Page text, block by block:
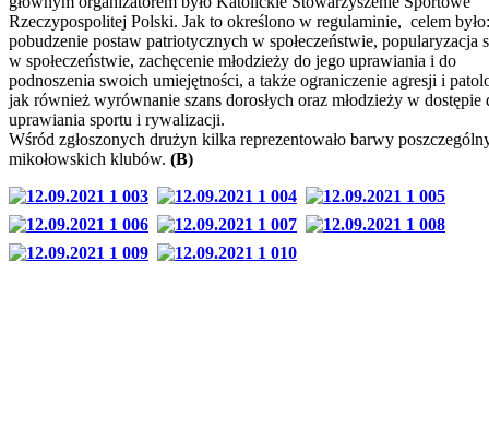
Rzeczypospolitej Polski. Jak to określono w regulaminie, celem było:
pobudzenie postaw patriotycznych w społeczeństwie, popularyzacja
w społeczeństwie, zachęcenie młodzieży do jego uprawiania i do
podnoszenia swoich umiejętności, a także ograniczenie agresji i
jak również wyrównanie szans dorosłych oraz młodzieży w dostępie
uprawiania sportu i rywalizacji.
Wśród zgłoszonych drużyn kilka reprezentowało barwy
mikołowskich klubów. (B)